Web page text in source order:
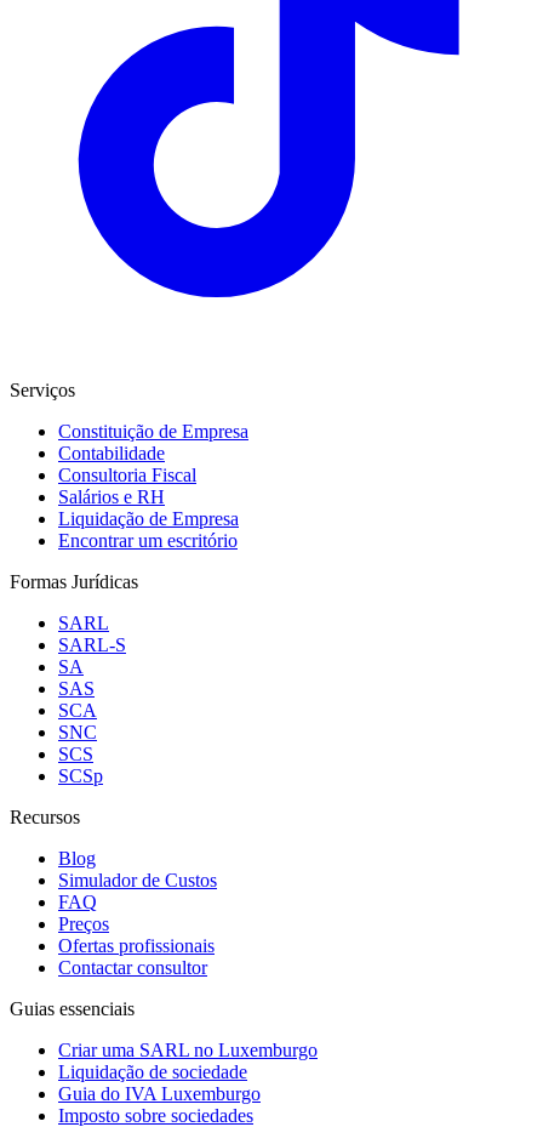
Serviços
Constituição de Empresa
Contabilidade
Consultoria Fiscal
Salários e RH
Liquidação de Empresa
Encontrar um escritório
Formas Jurídicas
SARL
SARL-S
SA
SAS
SCA
SNC
SCS
SCSp
Recursos
Blog
Simulador de Custos
FAQ
Preços
Ofertas profissionais
Contactar consultor
Guias essenciais
Criar uma SARL no Luxemburgo
Liquidação de sociedade
Guia do IVA Luxemburgo
Imposto sobre sociedades